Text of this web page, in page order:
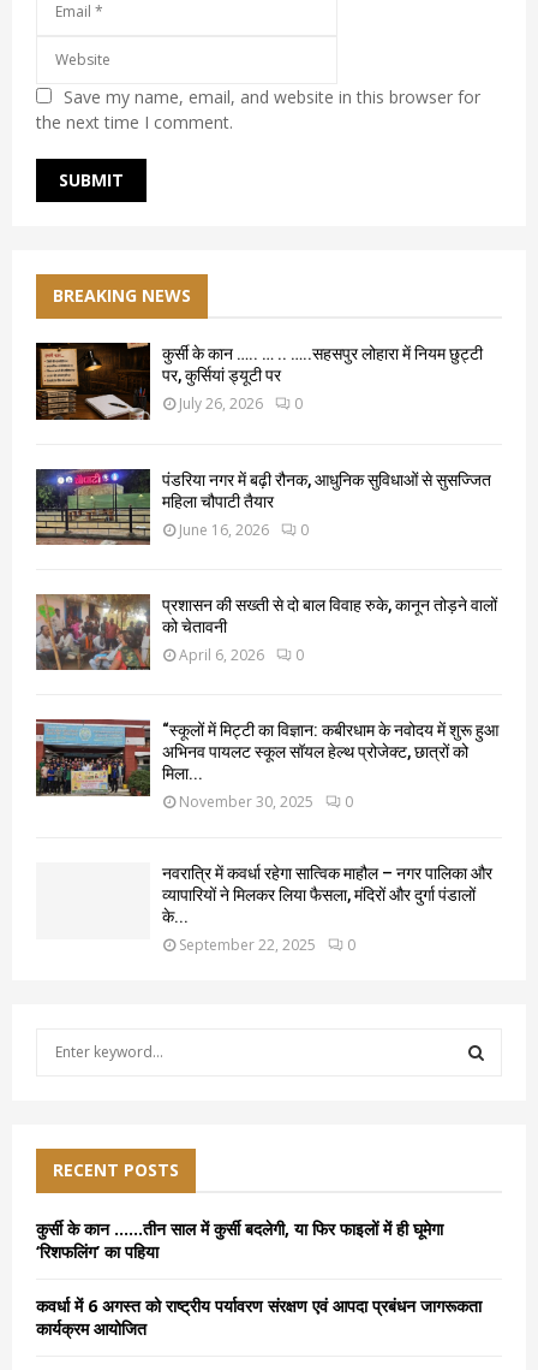
Save my name, email, and website in this browser for
the next time I comment.
BREAKING NEWS
कुर्सी के कान ….. … .. …..सहसपुर लोहारा में नियम छुट्टी
पर, कुर्सियां ड्यूटी पर
July 26, 2026 0
पंडरिया नगर में बढ़ी रौनक, आधुनिक सुविधाओं से सुसज्जित
महिला चौपाटी तैयार
June 16, 2026 0
प्रशासन की सख्ती से दो बाल विवाह रुके, कानून तोड़ने वालों
को चेतावनी
April 6, 2026 0
“स्कूलों में मिट्टी का विज्ञान: कबीरधाम के नवोदय में शुरू हुआ
अभिनव पायलट स्कूल सॉयल हेल्थ प्रोजेक्ट, छात्रों को
मिला...
November 30, 2025 0
नवरात्रि में कवर्धा रहेगा सात्विक माहौल – नगर पालिका और
व्यापारियों ने मिलकर लिया फैसला, मंदिरों और दुर्गा पंडालों
के...
September 22, 2025 0
f
o
r
RECENT POSTS
कुर्सी के कान ……तीन साल में कुर्सी बदलेगी, या फिर फाइलों में ही घूमेगा
‘रिशफलिंग’ का पहिया
कवर्धा में 6 अगस्त को राष्ट्रीय पर्यावरण संरक्षण एवं आपदा प्रबंधन जागरूकता
कार्यक्रम आयोजित